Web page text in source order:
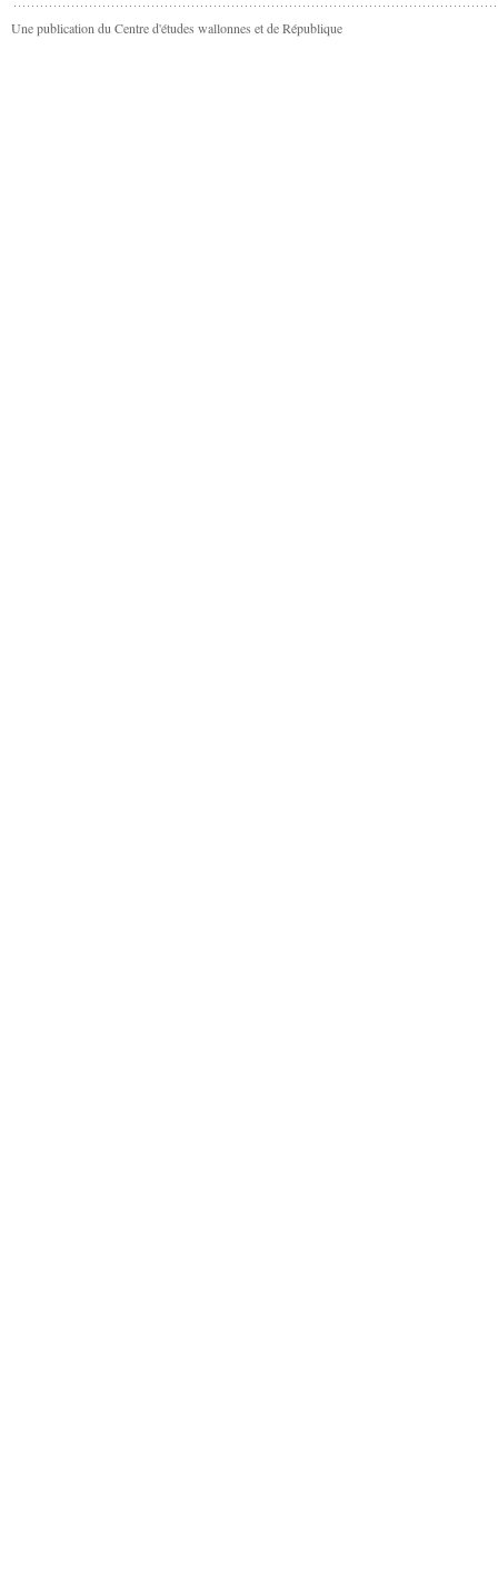
Une publication du Centre d'études wallonnes et de République